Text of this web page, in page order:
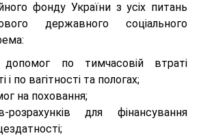
фонду України з усіх питань
державного соціального
допомог по тимчасовій втраті
і по вагітності та пологах;
на поховання;
розрахунків для фінансування